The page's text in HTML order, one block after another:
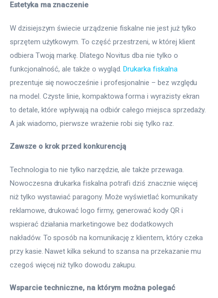
Estetyka ma znaczenie
W dzisiejszym świecie urządzenie fiskalne nie jest już tylko
sprzętem użytkowym. To część przestrzeni, w której klient
odbiera Twoją markę. Dlatego Novitus dba nie tylko o
funkcjonalność, ale także o wygląd. Drukarka fiskalna
prezentuje się nowocześnie i profesjonalnie – bez względu
na model. Czyste linie, kompaktowa forma i wyrazisty ekran
to detale, które wpływają na odbiór całego miejsca sprzedaży.
A jak wiadomo, pierwsze wrażenie robi się tylko raz.
Zawsze o krok przed konkurencją
Technologia to nie tylko narzędzie, ale także przewaga.
Nowoczesna drukarka fiskalna potrafi dziś znacznie więcej
niż tylko wystawiać paragony. Może wyświetlać komunikaty
reklamowe, drukować logo firmy, generować kody QR i
wspierać działania marketingowe bez dodatkowych
nakładów. To sposób na komunikację z klientem, który czeka
przy kasie. Nawet kilka sekund to szansa na przekazanie mu
czegoś więcej niż tylko dowodu zakupu.
Wsparcie techniczne, na którym można polegać